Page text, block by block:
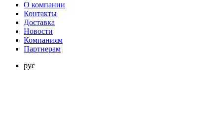
О компании
Контакты
Доставка
Новости
Компаниям
Партнерам
рус